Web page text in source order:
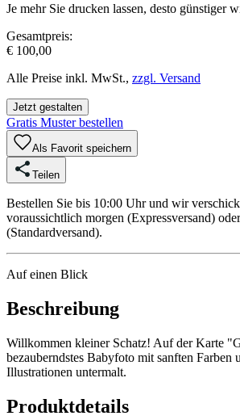
Je mehr Sie drucken lassen, desto günstiger
Gesamtpreis:
€ 100,00
Alle Preise inkl. MwSt., zzgl. Versand
Jetzt gestalten
Gratis Muster bestellen
Als Favorit speichern
Teilen
Bestellen Sie bis 10:00 Uhr und wir
voraussichtlich morgen (Expressversand)
(Standardversand).
Auf einen Blick
Beschreibung
Willkommen kleiner Schatz! Auf der Karte
bezauberndstes Babyfoto mit sanften Farben
Illustrationen untermalt.
Produktdetails